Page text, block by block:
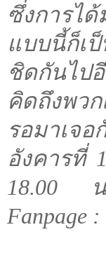
ซึ่งการไ
แบบนี้ก็เ
ชิดกันไป
คิดถึงพว
รอมาเจ
อังคารที่
18.00
Fanpage :